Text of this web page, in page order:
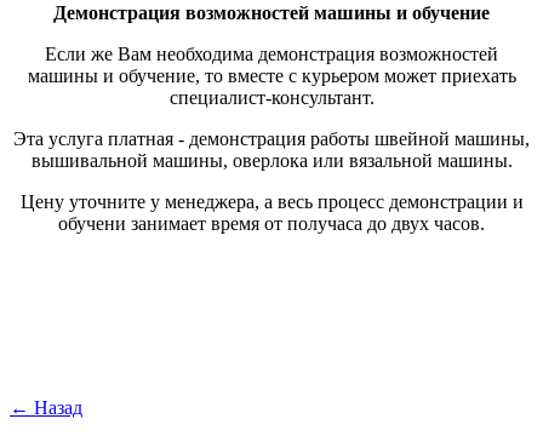
Демонстрация возможностей машины и обучение
Если же Вам необходима демонстрация возможностей
машины и обучение, то вместе с курьером может приехать
специалист-консультант.
Эта услуга платная - демонстрация работы швейной машины,
вышивальной машины, оверлока или вязальной машины.
Цену уточните у менеджера, а весь процесс демонстрации и
обучени занимает время от получаса до двух часов.
← Назад